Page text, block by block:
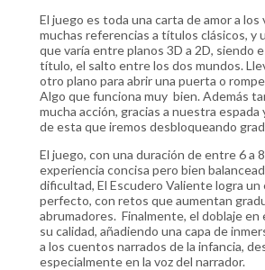
El juego es toda una carta de amor a
muchas referencias a títulos clásicos, y
que varía entre planos 3D a 2D, siendo
título, el salto entre los dos mundos.
otro plano para abrir una puerta o
Algo que funciona muy bien. Además
mucha acción, gracias a nuestra espada
de esta que iremos desbloqueando
El juego, con una duración de entre 6 a
experiencia concisa pero bien
dificultad, El Escudero Valiente logra un
perfecto, con retos que aumentan
abrumadores. Finalmente, el doblaje en
su calidad, añadiendo una capa de
a los cuentos narrados de la infancia,
especialmente en la voz del narrador.